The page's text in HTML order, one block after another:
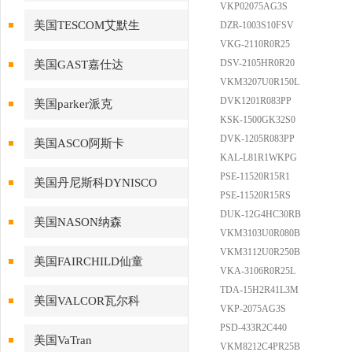
美国TESCOM艾默生
美国GAST嘉仕达
美国parker派克
美国ASCO阿斯卡
美国丹尼斯科DYNISCO
美国NASON纳森
美国FAIRCHILD仙童
美国VALCOR瓦尔科
美国VaTran
VKP02075AG3S
DZR-1003S10FSV
VKG-2110R0R25
DSV-2105HR0R20
VKM3207U0R150L
DVK1201R083PP
KSK-1500GK32S0
DVK-1205R083PP
KAL-L81R1WKPG
PSE-11520R15R1
PSE-11520R15RS
DUK-12G4HC30RB
VKM3103U0R080B
VKM3112U0R250B
VKA-3106R0R25L
TDA-15H2R41L3M
VKP-2075AG3S
PSD-433R2C440
VKM8212C4PR25B